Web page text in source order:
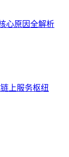
心原因全解析
上服务枢纽